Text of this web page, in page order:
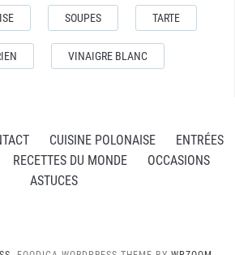
SOUPES TARTE
VINAIGRE BLANC
CUISINE POLONAISE
ENTRÉES
RECETTES DU MONDE
OCCASIONS
ASTUCES